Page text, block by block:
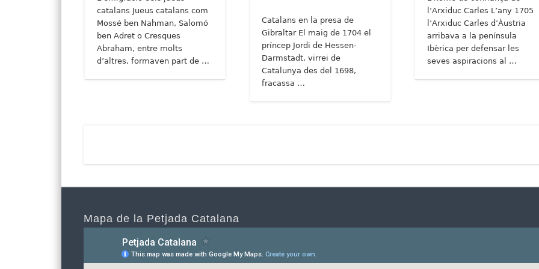
l’Arxiduc Carles L’any 1705
l’Arxiduc Carles d’Àustria
arribava a la península
Ibèrica per defensar les
seves aspiracions al …
Catalans en la presa de
Gibraltar El maig de 1704 el
príncep Jordi de Hessen-
Darmstadt, virrei de
Catalunya des del 1698,
fracassa …
catalans Jueus catalans com
Mossé ben Nahman, Salomó
ben Adret o Cresques
Abraham, entre molts
d’altres, formaven part de …
Mapa de la Petjada Catalana